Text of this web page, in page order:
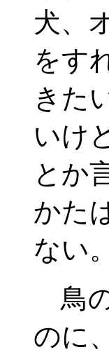
犬、
をす
きた
いけ
とか
かた
ない。
鳥
のに